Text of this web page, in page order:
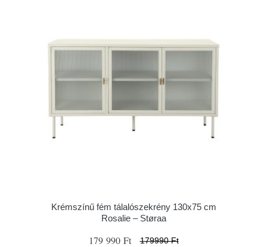
Krémszínű fém tálalószekrény 130x75 cm
Rosalie – Støraa
179 990 Ft 179990 Ft